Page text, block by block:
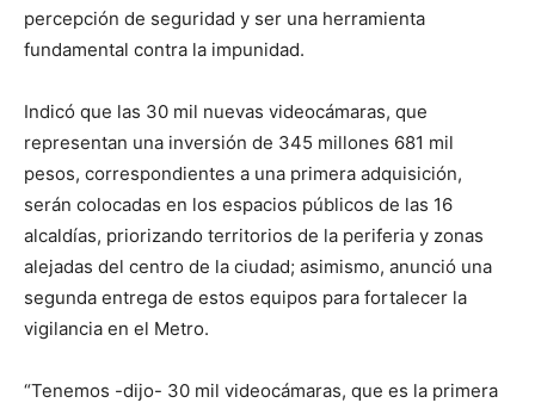
percepción de seguridad y ser una herramienta
fundamental contra la impunidad.
Indicó que las 30 mil nuevas videocámaras, que
representan una inversión de 345 millones 681 mil
pesos, correspondientes a una primera adquisición,
serán colocadas en los espacios públicos de las 16
alcaldías, priorizando territorios de la periferia y zonas
alejadas del centro de la ciudad; asimismo, anunció una
segunda entrega de estos equipos para fortalecer la
vigilancia en el Metro.
“Tenemos -dijo- 30 mil videocámaras, que es la primera